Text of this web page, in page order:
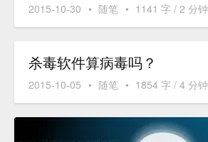
2015-10-30 • 随笔 • 1141 字 / 2 分钟
杀毒软件算病毒吗？
2015-10-05 • 随笔 • 1854 字 / 4 分钟